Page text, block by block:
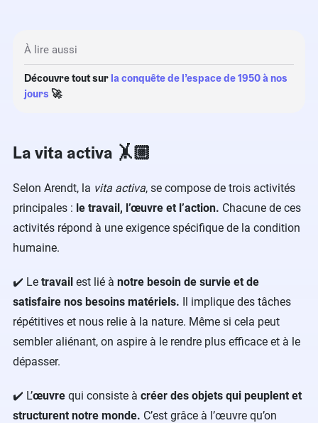
À lire aussi
Découvre tout sur la conquête de l’espace de 1950 à nos
jours 🚀
La vita activa 🤸🏼
Selon Arendt, la vita activa, se compose de trois activités
principales : le travail, l’œuvre et l’action. Chacune de ces
activités répond à une exigence spécifique de la condition
humaine.
✔️ Le travail est lié à notre besoin de survie et de
satisfaire nos besoins matériels. Il implique des tâches
répétitives et nous relie à la nature. Même si cela peut
sembler aliénant, on aspire à le rendre plus efficace et à le
dépasser.
✔️ L’œuvre qui consiste à créer des objets qui peuplent et
structurent notre monde. C’est grâce à l’œuvre qu’on